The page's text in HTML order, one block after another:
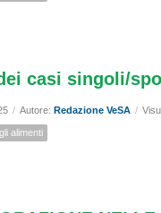
casi singoli/
/ Autore: Redazione VeSA /
alimenti